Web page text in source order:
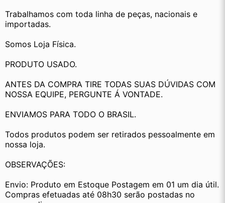
Trabalhamos com toda linha de peças, nacionais e
importadas.
Somos Loja Física.
PRODUTO USADO.
ANTES DA COMPRA TIRE TODAS SUAS DÚVIDAS COM
NOSSA EQUIPE, PERGUNTE Á VONTADE.
ENVIAMOS PARA TODO O BRASIL.
Todos produtos podem ser retirados pessoalmente em
nossa loja.
OBSERVAÇÕES:
Envio: Produto em Estoque Postagem em 01 um dia útil.
Compras efetuadas até 08h30 serão postadas no